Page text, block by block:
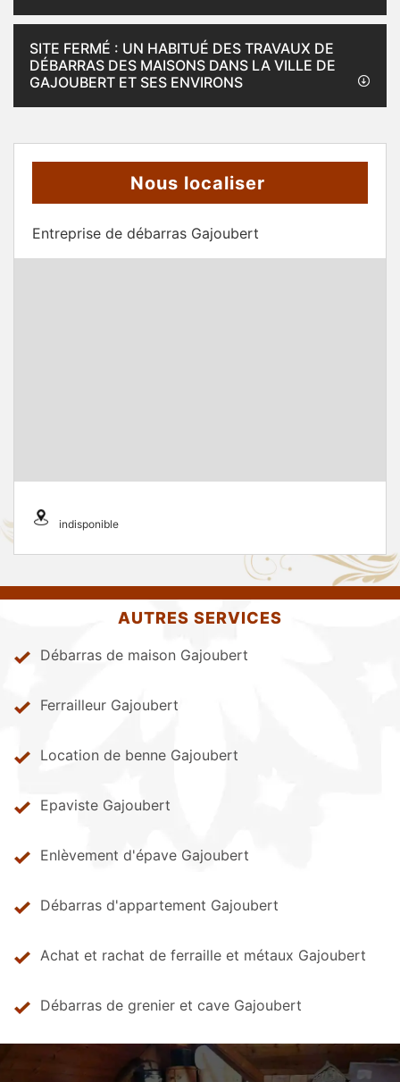
SITE FERMÉ : UN HABITUÉ DES TRAVAUX DE
DÉBARRAS DES MAISONS DANS LA VILLE DE
GAJOUBERT ET SES ENVIRONS
Nous localiser
Entreprise de débarras Gajoubert
indisponible
AUTRES SERVICES
Débarras de maison Gajoubert
Ferrailleur Gajoubert
Location de benne Gajoubert
Epaviste Gajoubert
Enlèvement d'épave Gajoubert
Débarras d'appartement Gajoubert
Achat et rachat de ferraille et métaux Gajoubert
Débarras de grenier et cave Gajoubert